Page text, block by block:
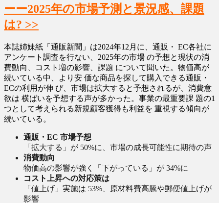
ーー2025年の市場予測と景況感、課題
は? >>
本誌姉妹紙「通販新聞」は2024年12月に、通販・ EC各社に
アンケート調査を行ない、2025年の市場 の予想と現状の消
費動向、コスト増の影響、課題 について聞いた。物価高が
続いている中、より安 価な商品を探して購入できる通販・
ECの利用が伸 び、市場は拡大すると予想されるが、消費意
欲は 横ばいを予想する声が多かった。事業の最重要課 題の1
つとして考えられる新規顧客獲得も利益を 重視する傾向が
続いている。
通販・EC 市場予想
「拡大する」が 50%に、市場の成長可能性に期待の声
消費動向
物価高の影響が強く「下がっている」が 34%に
コスト上昇への対応策は
「値上げ」実施は 53%、原材料費高騰や郵便値上げが
影響